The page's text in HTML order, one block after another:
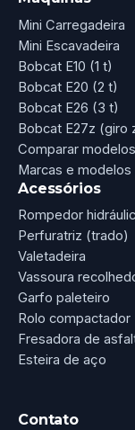
Mini Carregadeira
Mini Escavadeira
Bobcat E10 (1 t)
Bobcat E20 (2 t)
Bobcat E26 (3 t)
Bobcat E27z (giro
Comparar modelos
Marcas e
Acessórios
Rompedor
Perfuratriz (trado)
Valetadeira
Vassoura
Garfo paleteiro
Rolo compactador
Fresadora de
Esteira de aço
Contato